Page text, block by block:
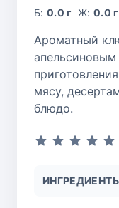
Б:0.0 г Ж: 0.0 г
Ароматный
мясу,
блюдо.